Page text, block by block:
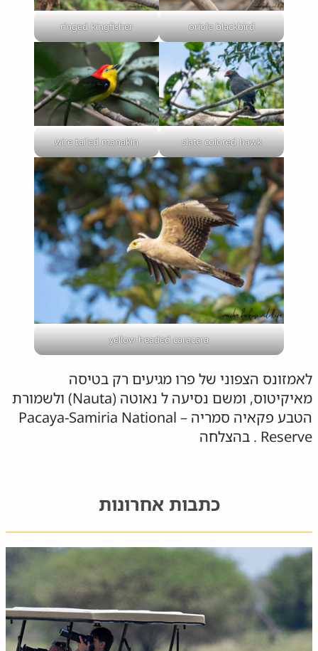
oriole blackbird
ringed kingfisher
slate colored hawk
wire tailed manakin
yellow headed caracara
לאמזונס הצפוני של פרו מגיעים רק בטיסה
מאיקיטוס, ומשם נסיעה ל נאוטה (Nauta) ולשמורת
הטבע פקאיה סמריה – Pacaya-Samiria National
Reserve . בהצלחה
כתבות אחרונות